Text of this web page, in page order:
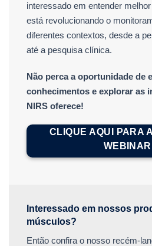
interessado em entender
está revolucionando o
diferentes contextos, desde a
até a pesquisa clínica.
Não perca a oportunidade de
conhecimentos e explorar as
NIRS oferece!
CLIQUE AQUI PARA
WEBINAR
Interessado em nossos
músculos?
Então confira o nosso recém-